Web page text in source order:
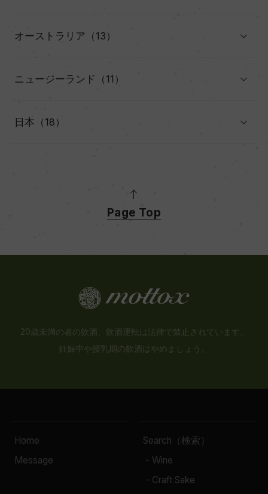
オーストラリア（13）
ニュージーランド（11）
日本（18）
Page Top
20歳未満の者の飲酒、飲酒運転は法律で禁止されています。
妊娠中や授乳期の飲酒はやめましょう。
Home
Message
Search（検索）
- Wine
- Craft Sake